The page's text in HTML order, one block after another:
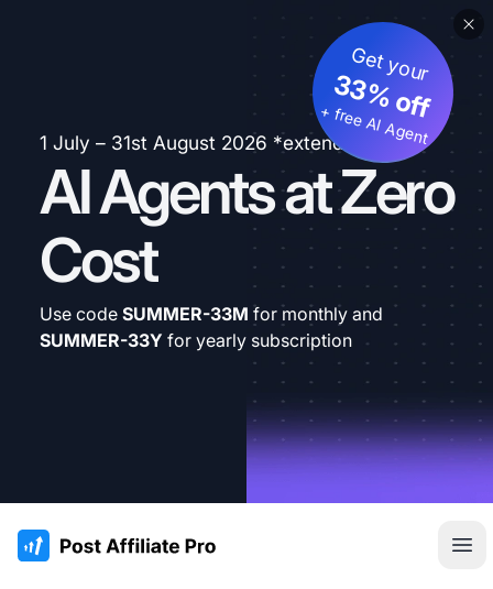
1 July – 31st August 2026 *extended
AI Agents at Zero
Cost
Get your
33% off
+ free AI Agent
Use code SUMMER-33M for monthly and
SUMMER-33Y for yearly subscription
:site.title